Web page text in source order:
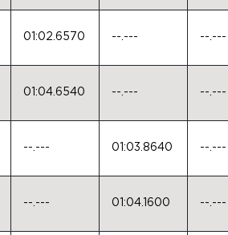
01:02.6570 --.--- --.---
01:04.6540 --.--- --.---
--.--- 01:03.8640 --.---
--.--- 01:04.1600 --.---